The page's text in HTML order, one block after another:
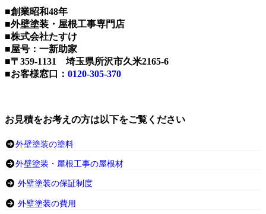
■創業昭和48年
■外壁塗装・屋根工事専門店
■株式会社たすけ
■屋号：一新助家
■〒359-1131 埼玉県所沢市久米2165-6
■お客様窓口： 0120-305-370
お見積をお考えの方は以下をご覧ください
外壁塗装の塗料
外壁塗装・屋根工事の屋根材
外壁塗装の保証制度
外壁塗装の費用